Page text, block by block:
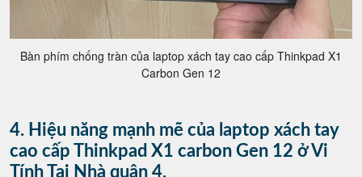
Bàn phím chống tràn của laptop xách tay cao cấp Thinkpad X1
Carbon Gen 12
4. Hiệu năng mạnh mẽ của laptop xách tay
cao cấp Thinkpad X1 carbon Gen 12 ở Vi
Tính Tại Nhà quận 4.